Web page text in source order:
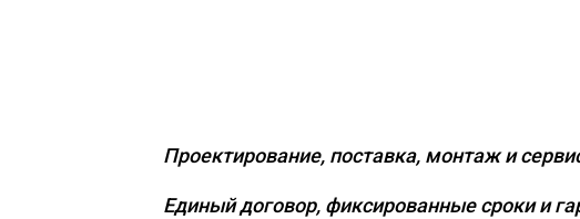
Проектирование, поставка, монтаж и
Единый договор, фиксированные сроки и